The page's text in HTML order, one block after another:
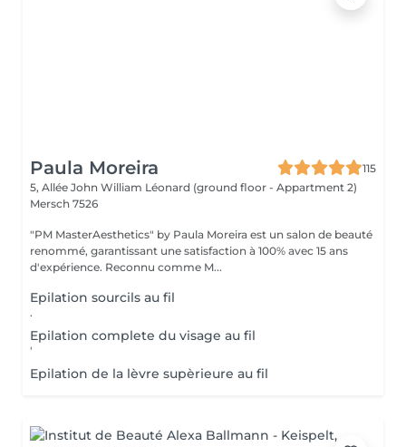
Paula Moreira
115
5, Allée John William Léonard (ground floor - Appartment 2)
Mersch 7526
"PM MasterAesthetics" by Paula Moreira est un salon de beauté
renommé, garantissant une satisfaction à 100% avec 15 ans
d'expérience. Reconnu comme M...
Epilation sourcils au fil
.
Epilation complete du visage au fil
'
Epilation de la lèvre supèrieure au fil